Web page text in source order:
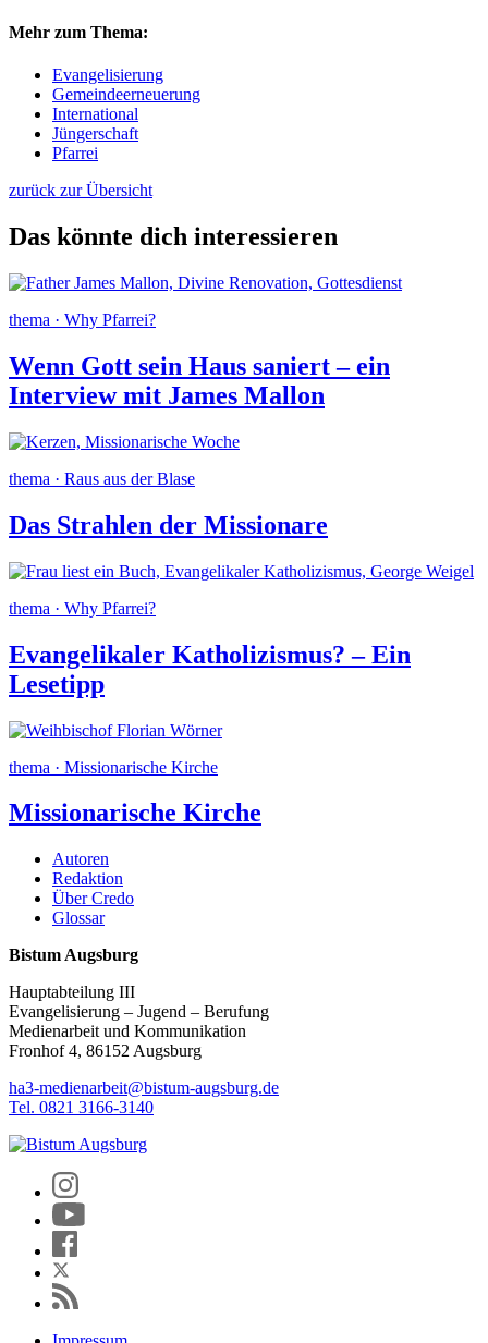
Mehr zum Thema:
Evangelisierung
Gemeindeerneuerung
International
Jüngerschaft
Pfarrei
zurück zur Übersicht
Das könnte dich interessieren
thema · Why Pfarrei?
Wenn Gott sein Haus saniert – ein
Interview mit James Mallon
thema · Raus aus der Blase
Das Strahlen der Missionare
thema · Why Pfarrei?
Evangelikaler Katholizismus? – Ein
Lesetipp
thema · Missionarische Kirche
Missionarische Kirche
Autoren
Redaktion
Über Credo
Glossar
Bistum Augsburg
Hauptabteilung III
Evangelisierung – Jugend – Berufung
Medienarbeit und Kommunikation
Fronhof 4, 86152 Augsburg
ha3-medienarbeit@bistum-augsburg.de
Tel. 0821 3166-3140